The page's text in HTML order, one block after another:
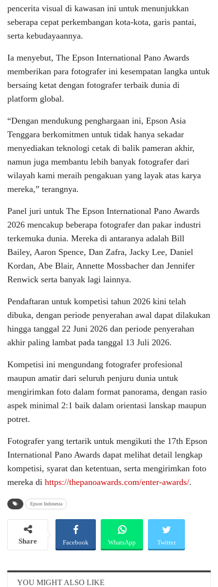
pencerita visual di kawasan ini untuk menunjukkan
seberapa cepat perkembangan kota-kota, garis pantai,
serta kebudayaannya.
Ia menyebut, The Epson International Pano Awards
memberikan para fotografer ini kesempatan langka untuk
bersaing ketat dengan fotografer terbaik dunia di
platform global.
“Dengan mendukung penghargaan ini, Epson Asia
Tenggara berkomitmen untuk tidak hanya sekadar
menyediakan teknologi cetak di balik pameran akhir,
namun juga membantu lebih banyak fotografer dari
wilayah kami meraih pengakuan yang layak atas karya
mereka,” terangnya.
Panel juri untuk The Epson International Pano Awards
2026 mencakup beberapa fotografer dan pakar industri
terkemuka dunia. Mereka di antaranya adalah Bill
Bailey, Aaron Spence, Dan Zafra, Jacky Lee, Daniel
Kordan, Abe Blair, Annette Mossbacher dan Jennifer
Renwick serta banyak lagi lainnya.
Pendaftaran untuk kompetisi tahun 2026 kini telah
dibuka, dengan periode penyerahan awal dapat dilakukan
hingga tanggal 22 Juni 2026 dan periode penyerahan
akhir paling lambat pada tanggal 13 Juli 2026.
Kompetisi ini mengundang fotografer profesional
maupun amatir dari seluruh penjuru dunia untuk
mengirimkan foto dalam format panorama, dengan rasio
aspek minimal 2:1 baik dalam orientasi lanskap maupun
potret.
Fotografer yang tertarik untuk mengikuti the 17th Epson
International Pano Awards dapat melihat detail lengkap
kompetisi, syarat dan ketentuan, serta mengirimkan foto
mereka di https://thepanoawards.com/enter-awards/.
Epson Indonesia
Share Facebook WhatsApp Twitter
YOU MIGHT ALSO LIKE